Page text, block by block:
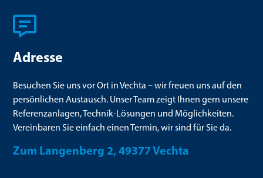
Adresse
Besuchen Sie uns vor Ort in Vechta – wir freuen uns auf den
persönlichen Austausch. Unser Team zeigt Ihnen gern unsere
Referenzanlagen, Technik-Lösungen und Möglichkeiten.
Vereinbaren Sie einfach einen Termin, wir sind für Sie da.
Zum Langenberg 2, 49377 Vechta